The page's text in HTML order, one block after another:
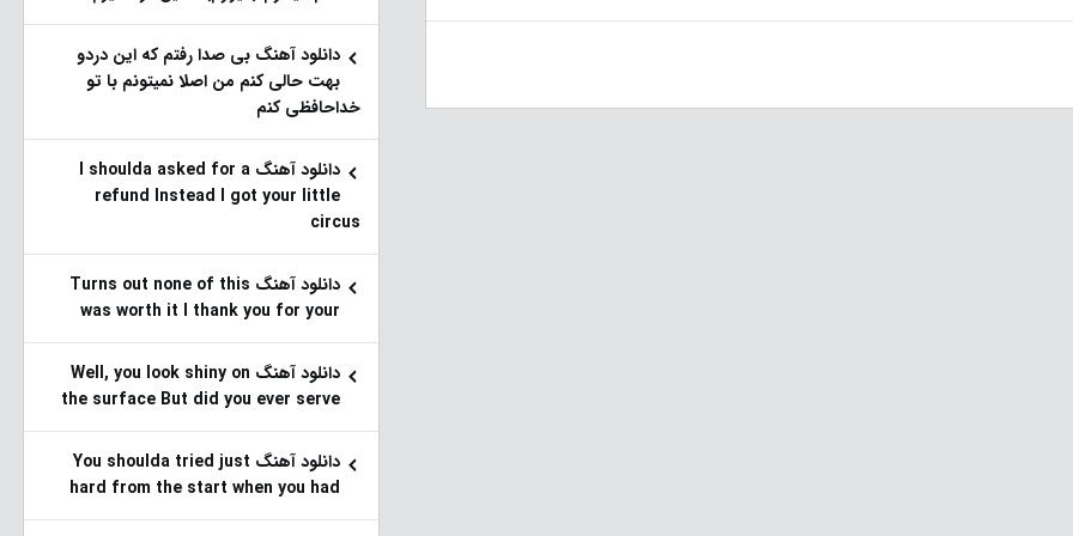
دانلود آهنگ بی صدا رفتم که این دردو
بهت حالی کنم من اصلا نمیتونم با تو
خداحافظی کنم
دانلود آهنگ I shoulda asked for a
refund Instead I got your little
circus
دانلود آهنگ Turns out none of this
was worth it I thank you for your
دانلود آهنگ Well, you look shiny on
the surface But did you ever serve
دانلود آهنگ You shoulda tried just
hard from the start when you had